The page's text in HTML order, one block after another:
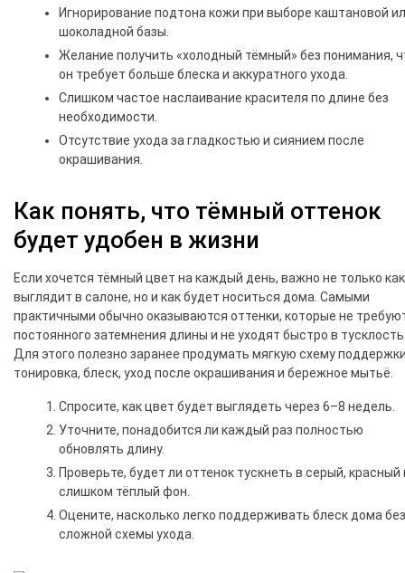
Игнорирование подтона кожи при выборе каштановой
шоколадной базы.
Желание получить «холодный тёмный» без понимания,
он требует больше блеска и аккуратного ухода.
Слишком частое наслаивание красителя по длине без
необходимости.
Отсутствие ухода за гладкостью и сиянием после
окрашивания.
Как понять, что тёмный оттенок
будет удобен в жизни
Если хочется тёмный цвет на каждый день, важно не только
выглядит в салоне, но и как будет носиться дома. Самыми
практичными обычно оказываются оттенки, которые не
постоянного затемнения длины и не уходят быстро в
Для этого полезно заранее продумать мягкую схему
тонировка, блеск, уход после окрашивания и бережное мытьё.
Спросите, как цвет будет выглядеть через 6–8 недель.
Уточните, понадобится ли каждый раз полностью
обновлять длину.
Проверьте, будет ли оттенок тускнеть в серый, красный
слишком тёплый фон.
Оцените, насколько легко поддерживать блеск дома без
сложной схемы ухода.